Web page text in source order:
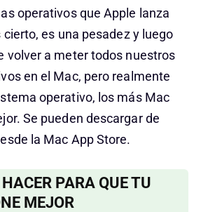
operativos que Apple lanza
es una pesadez y luego
volver a meter todos nuestros
en el Mac, pero realmente
operativo, los más Mac
Se pueden descargar de
la Mac App Store.
PARA QUE TU
MEJOR